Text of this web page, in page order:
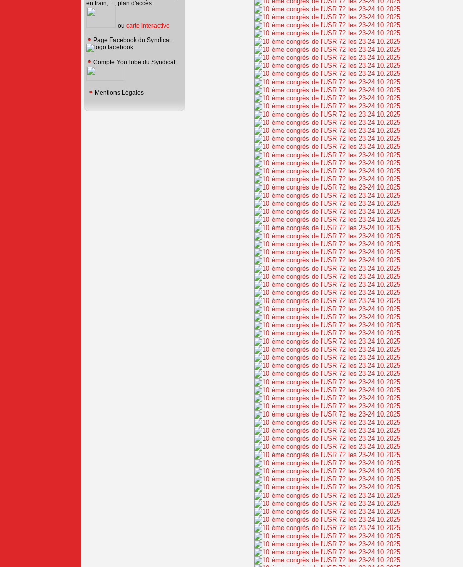
en train, ..., plan d'accès
ou carte interactive
Page Facebook du Syndicat
Compte YouTube du Syndicat
Mentions Légales